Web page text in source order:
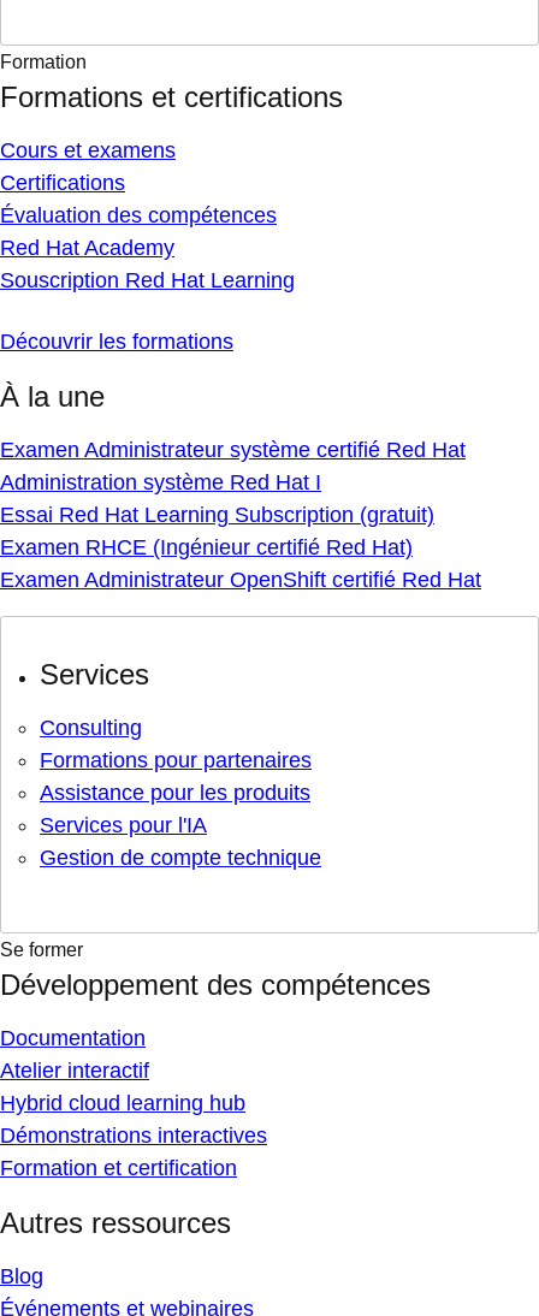
Formation
Formations et certifications
Cours et examens
Certifications
Évaluation des compétences
Red Hat Academy
Souscription Red Hat Learning
Découvrir les formations
À la une
Examen Administrateur système certifié Red Hat
Administration système Red Hat I
Essai Red Hat Learning Subscription (gratuit)
Examen RHCE (Ingénieur certifié Red Hat)
Examen Administrateur OpenShift certifié Red Hat
Services
Consulting
Formations pour partenaires
Assistance pour les produits
Services pour l'IA
Gestion de compte technique
Se former
Développement des compétences
Documentation
Atelier interactif
Hybrid cloud learning hub
Démonstrations interactives
Formation et certification
Autres ressources
Blog
Événements et webinaires